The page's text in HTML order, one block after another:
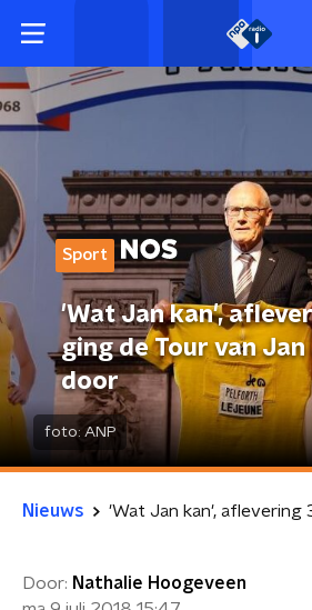
Sport
'Wat Jan kan',
ging de Tour van
door
foto: ANP
Nieuws
Door: Nathalie Hoogeveen